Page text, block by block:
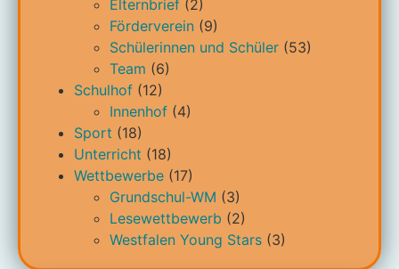
Elternbrief (2)
Förderverein (9)
Schülerinnen und Schüler (53)
Team (6)
Schulhof (12)
Innenhof (4)
Sport (18)
Unterricht (18)
Wettbewerbe (17)
Grundschul-WM (3)
Lesewettbewerb (2)
Westfalen Young Stars (3)